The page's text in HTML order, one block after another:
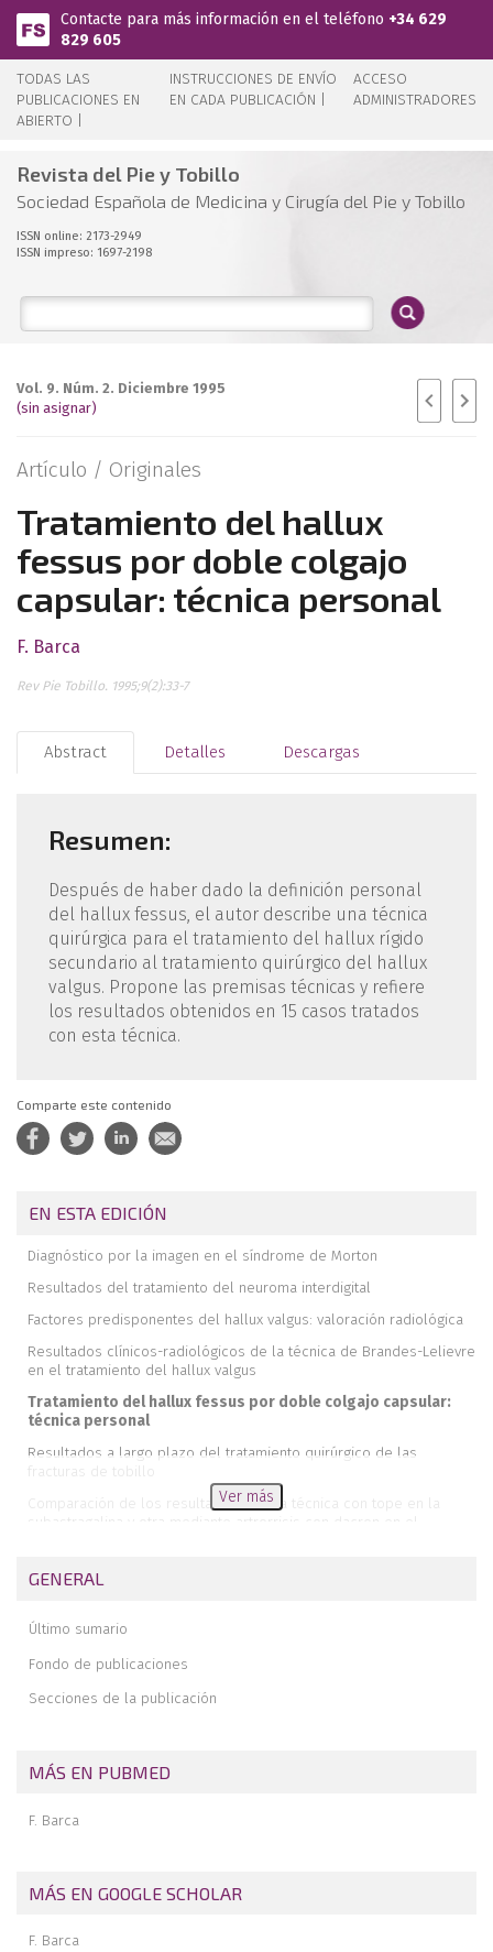
Pasar al contenido principal
Contacte para más información en el teléfono +34 629
829 605
TODAS LAS
PUBLICACIONES EN
ABIERTO |
INSTRUCCIONES DE ENVÍO
EN CADA PUBLICACIÓN |
ACCESO
ADMINISTRADORES
Revista del Pie y Tobillo
Sociedad Española de Medicina y Cirugía del Pie y Tobillo
ISSN online: 2173-2949
ISSN impreso: 1697-2198
Vol. 9. Núm. 2. Diciembre 1995
(sin asignar)
Artículo / Originales
Tratamiento del hallux
fessus por doble colgajo
capsular: técnica personal
F. Barca
Rev Pie Tobillo. 1995;9(2):33-7
Abstract Detalles Descargas
Resumen:
Después de haber dado la definición personal
del hallux fessus, el autor describe una técnica
quirúrgica para el tratamiento del hallux rígido
secundario al tratamiento quirúrgico del hallux
valgus. Propone las premisas técnicas y refiere
los resultados obtenidos en 15 casos tratados
con esta técnica.
Comparte este contenido
EN ESTA EDICIÓN
Diagnóstico por la imagen en el síndrome de Morton
Resultados del tratamiento del neuroma interdigital
Factores predisponentes del hallux valgus: valoración radiológica
Resultados clínicos-radiológicos de la técnica de Brandes-Lelievre
en el tratamiento del hallux valgus
Tratamiento del hallux fessus por doble colgajo capsular:
técnica personal
Resultados a largo plazo del tratamiento quirúrgico de las
fracturas de tobillo
Comparación de los resultados de una técnica con tope en la
subastragalina y otra mediante artrorrisis con dacron en el
Tratamiento quirúrgico de las inestabilidades crónicas del
complejo periastragalino
Claudicación tibial posterior
Fibromatosis plantar de presentación infantil
Ver más
GENERAL
Último sumario
Fondo de publicaciones
Secciones de la publicación
MÁS EN PUBMED
F. Barca
MÁS EN GOOGLE SCHOLAR
F. Barca